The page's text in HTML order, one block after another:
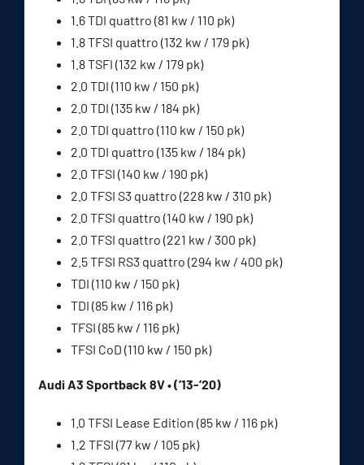
1.6 TDI quattro (81 kw / 110 pk)
1.8 TFSI quattro (132 kw / 179 pk)
1.8 TSFI (132 kw / 179 pk)
2.0 TDI (110 kw / 150 pk)
2.0 TDI (135 kw / 184 pk)
2.0 TDI quattro (110 kw / 150 pk)
2.0 TDI quattro (135 kw / 184 pk)
2.0 TFSI (140 kw / 190 pk)
2.0 TFSI S3 quattro (228 kw / 310 pk)
2.0 TFSI quattro (140 kw / 190 pk)
2.0 TFSI quattro (221 kw / 300 pk)
2.5 TFSI RS3 quattro (294 kw / 400 pk)
TDI (110 kw / 150 pk)
TDI (85 kw / 116 pk)
TFSI (85 kw / 116 pk)
TFSI CoD (110 kw / 150 pk)
Audi A3 Sportback 8V • (’13-’20)
1.0 TFSI Lease Edition (85 kw / 116 pk)
1.2 TFSI (77 kw / 105 pk)